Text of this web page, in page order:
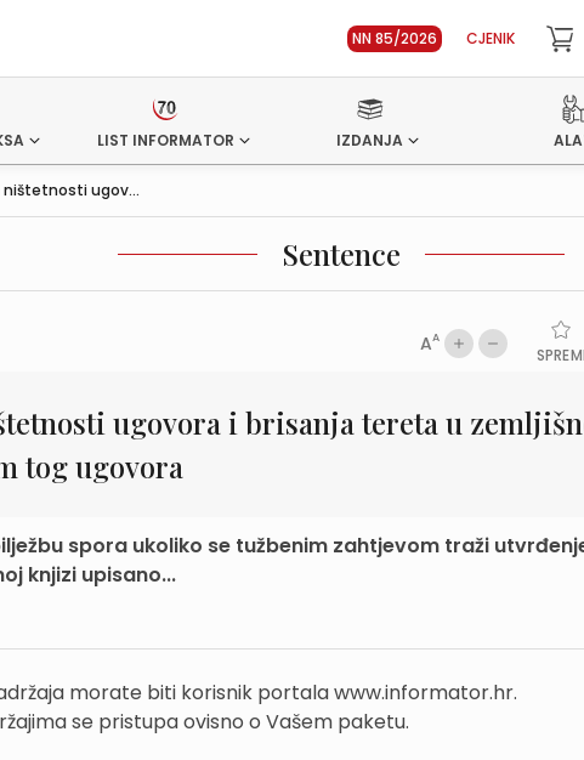
NN 85/2026 CJENIK
LIST INFORMATOR IZDANJA
ništetnosti ugov...
Sentence
AA
ugovora i brisanja tereta u
tog ugovora
spora ukoliko se tužbenim zahtjevom traži
knjizi upisano...
morate biti korisnik portala www.informator.hr.
se pristupa ovisno o Vašem paketu.